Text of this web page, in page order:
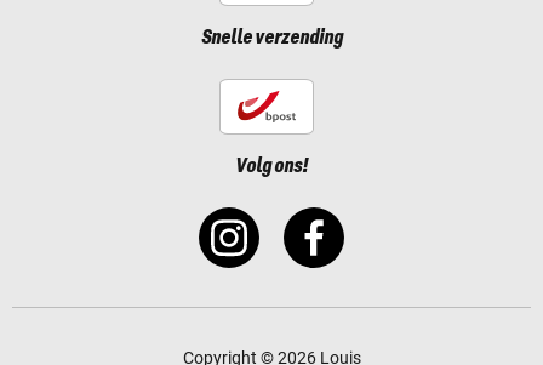
Snelle verzending
Volg ons!
Copyright © 2026 Louis